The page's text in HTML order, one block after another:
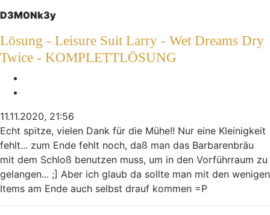
D3M0Nk3y
Lösung - Leisure Suit Larry - Wet Dreams Dry
Twice - KOMPLETTLÖSUNG
11.11.2020, 21:56
Echt spitze, vielen Dank für die Mühe!! Nur eine Kleinigkeit
fehlt... zum Ende fehlt noch, daß man das Barbarenbräu
mit dem Schloß benutzen muss, um in den Vorführraum zu
gelangen... ;] Aber ich glaub da sollte man mit den wenigen
Items am Ende auch selbst drauf kommen =P